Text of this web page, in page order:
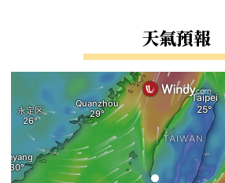
天氣預報